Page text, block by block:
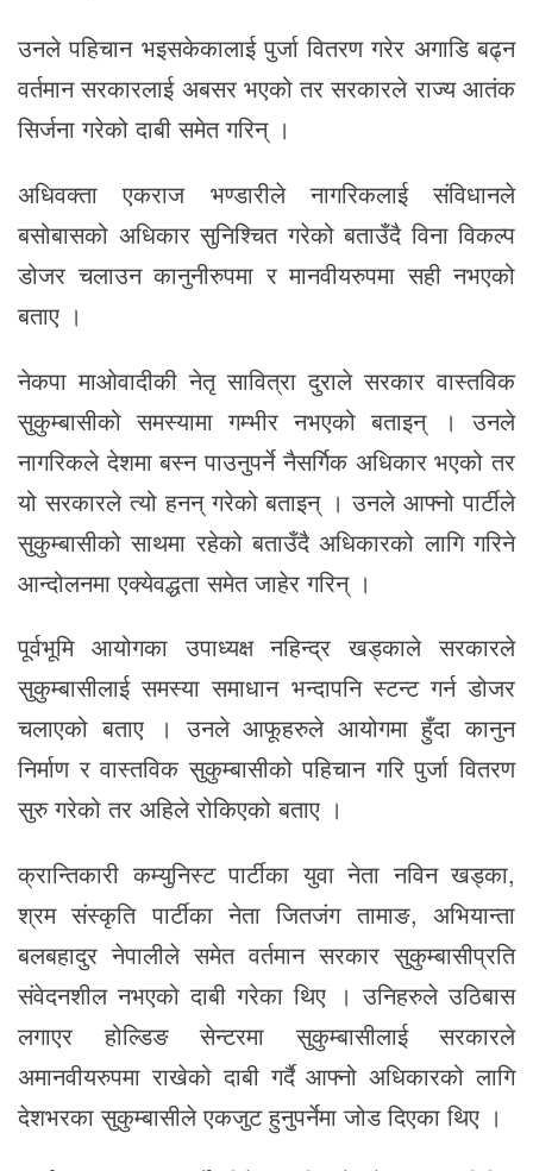
उनले पहिचान भइसकेकालाई पुर्जा वितरण गरेर अगाडि बढ्न
वर्तमान सरकारलाई अबसर भएको तर सरकारले राज्य आतंक
सिर्जना गरेको दाबी समेत गरिन् ।
अधिवक्ता एकराज भण्डारीले नागरिकलाई संविधानले
बसोबासको अधिकार सुनिश्चित गरेको बताउँदै विना विकल्प
डोजर चलाउन कानुनीरुपमा र मानवीयरुपमा सही नभएको
बताए ।
नेकपा माओवादीकी नेतृ सावित्रा दुराले सरकार वास्तविक
सुकुम्बासीको समस्यामा गम्भीर नभएको बताइन् । उनले
नागरिकले देशमा बस्न पाउनुपर्ने नैसर्गिक अधिकार भएको तर
यो सरकारले त्यो हनन् गरेको बताइन् । उनले आफ्नो पार्टीले
सुकुम्बासीको साथमा रहेको बताउँदै अधिकारको लागि गरिने
आन्दोलनमा एक्येवद्धता समेत जाहेर गरिन् ।
पूर्वभूमि आयोगका उपाध्यक्ष नहिन्द्र खड्काले सरकारले
सुकुम्बासीलाई समस्या समाधान भन्दापनि स्टन्ट गर्न डोजर
चलाएको बताए । उनले आफूहरुले आयोगमा हुँदा कानुन
निर्माण र वास्तविक सुकुम्बासीको पहिचान गरि पुर्जा वितरण
सुरु गरेको तर अहिले रोकिएको बताए ।
क्रान्तिकारी कम्युनिस्ट पार्टीका युवा नेता नविन खड्का,
श्रम संस्कृति पार्टीका नेता जितजंग तामाङ, अभियान्ता
बलबहादुर नेपालीले समेत वर्तमान सरकार सुकुम्बासीप्रति
संवेदनशील नभएको दाबी गरेका थिए । उनिहरुले उठिबास
लगाएर होल्डिङ सेन्टरमा सुकुम्बासीलाई सरकारले
अमानवीयरुपमा राखेको दाबी गर्दै आफ्नो अधिकारको लागि
देशभरका सुकुम्बासीले एकजुट हुनुपर्नेमा जोड दिएका थिए ।